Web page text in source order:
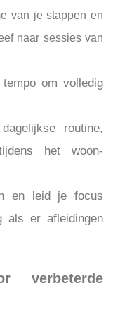
van je stappen en
naar sessies van
om volledig
routine,
het woon-
en leid je focus
als er afleidingen
verbeterde